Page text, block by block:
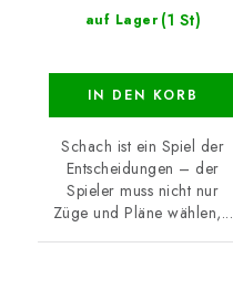
auf Lager (1 St)
IN DEN KORB
Schach ist ein Spiel der
Entscheidungen – der
Spieler muss nicht nur
Züge und Pläne wählen,...